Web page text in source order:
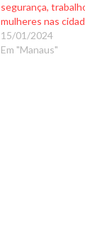
segurança,
mulheres nas
15/01/2024
Em "Manaus"